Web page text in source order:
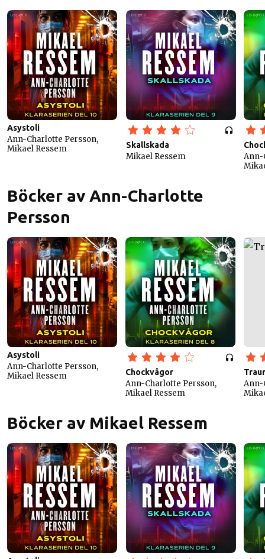
Asystoli
Ann-Charlotte Persson,
Mikael Ressem
Skallskada
Mikael Ressem
Ann-
Böcker av Ann-Charlotte
Persson
Asystoli
Ann-Charlotte Persson,
Mikael Ressem
Chockvågor
Ann-Charlotte Persson,
Mikael Ressem
Ann-
Böcker av Mikael Ressem